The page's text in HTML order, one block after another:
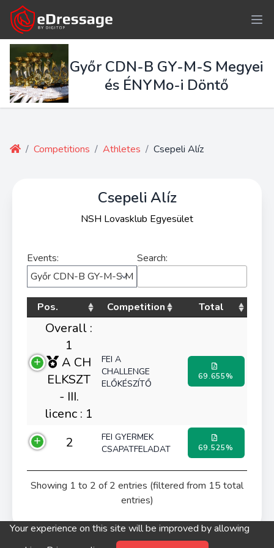
Győr CDN-B GY-M-S Megyei
és ÉNYMo-i Döntő
/ Competitions / Athletes / Csepeli Alíz
Csepeli Alíz
NSH Lovasklub Egyesület
Events: Search:
Pos. Competition Total
Overall :
1
A CH
ELKSZT
- III.
licenc : 1
FEI A
CHALLENGE
ELŐKÉSZÍTŐ
69.655%
2
FEI GYERMEK
CSAPATFELADAT
69.525%
Showing 1 to 2 of 2 entries (filtered from 15 total
entries)
Your experience on this site will be improved by allowing